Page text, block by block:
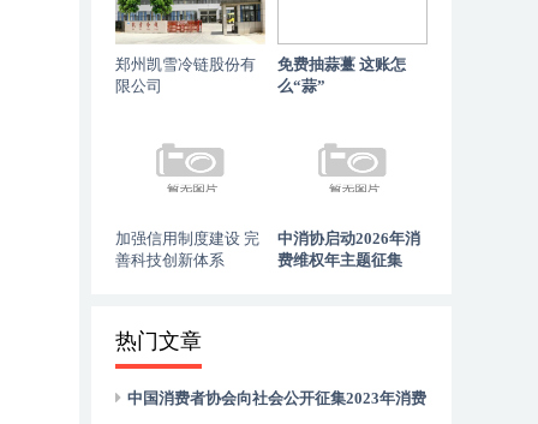
郑州凯雪冷链股份有
限公司
免费抽蒜薹 这账怎
么“蒜”
加强信用制度建设 完
善科技创新体系
中消协启动2026年消
费维权年主题征集
热门文章
中国消费者协会向社会公开征集2023年消费